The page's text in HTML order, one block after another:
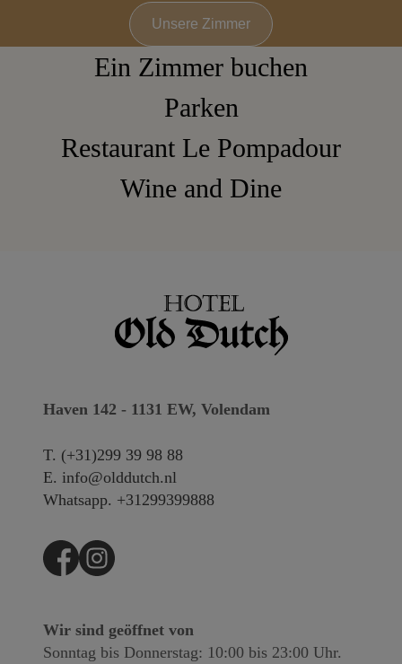
Ein Zimmer buchen
Parken
Restaurant Le Pompadour
Wine and Dine
Haven 142 - 1131 EW, Volendam
T. (+31)299 39 98 88
E. info@olddutch.nl
Whatsapp. +31299399888
Wir sind geöffnet von
Sonntag bis Donnerstag: 10:00 bis 23:00 Uhr.
Unsere Zimmer